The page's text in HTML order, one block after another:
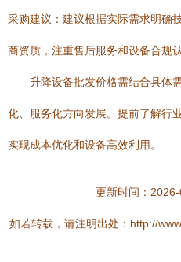
采购建议：建议根据实际需求明确
商资质，注重售后服务和设备合规
升降设备批发价格需结合具体
化、服务化方向发展。提前了解行
实现成本优化和设备高效利用。
更新时间：
如若转载，请注明出处：http://